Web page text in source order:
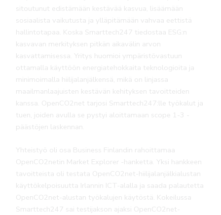
sitoutunut edistämään kestävää kasvua, lisäämään
sosiaalista vaikutusta ja ylläpitämään vahvaa eettistä
hallintotapaa. Koska Smarttech247 tiedostaa ESG:n
kasvavan merkityksen pitkän aikavälin arvon
kasvattamisessa. Yritys huomioi ympäristövastuun
ottamalla käyttöön energiatehokkaita teknologioita ja
minimoimalla hiilijalanjälkensä, mikä on linjassa
maailmanlaajuisten kestävän kehityksen tavoitteiden
kanssa. OpenCO2net tarjosi Smarttech247:lle työkalut ja
tuen, joiden avulla se pystyi aloittamaan scope 1-3 -
päästöjen laskennan.
Yhteistyö oli osa Business Finlandin rahoittamaa
OpenCO2netin Market Explorer -hanketta. Yksi hankkeen
tavoitteista oli testata OpenCO2net-hiilijalanjälkialustan
käyttökelpoisuutta Irlannin ICT-alalla ja saada palautetta
OpenCO2net-alustan työkalujen käytöstä. Kokeilussa
Smarttech247 sai testijakson ajaksi OpenCO2net-